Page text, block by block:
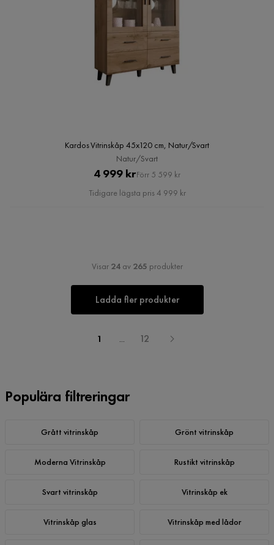
Kardos Vitrinskåp 45x120 cm, Natur/Svart
Natur/Svart
Pris
4 999 krOriginal
Pris
Förr 5 599 kr
Tidigare lägsta pris 4 999 kr
Visar 24av 265 produkter
Ladda fler produkter
1 ... 12
Populära filtreringar
Grått vitrinskåp Grönt vitrinskåp
Moderna Vitrinskåp Rustikt vitrinskåp
Svart vitrinskåp Vitrinskåp ek
Vitrinskåp glas Vitrinskåp med lådor